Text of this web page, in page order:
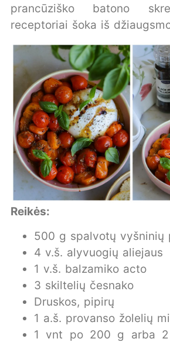
prancūziško batono
receptoriai šoka iš
Reikės:
500 g spalvotų vyšninių
4 v.š. alyvuogių aliejaus
1 v.š. balzamiko acto
3 skiltelių česnako
Druskos, pipirų
1 a.š. provanso žolelių
1 vnt po 200 g arba